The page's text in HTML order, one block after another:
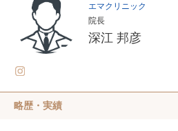
エマクリニック
院長
深江 邦彦
略歴・実績